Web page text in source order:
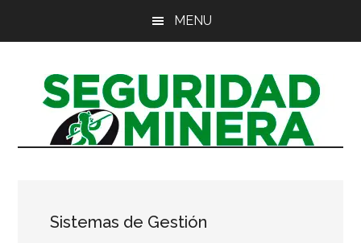
principal
MENU
Sistemas de Gestión